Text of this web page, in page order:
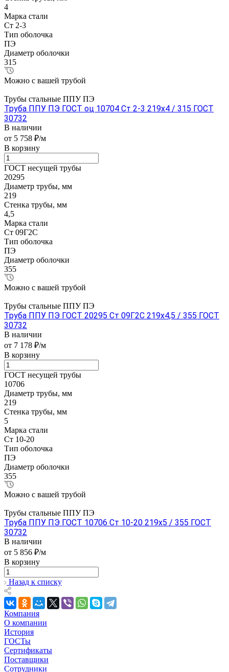
4
Марка стали
Ст 2-3
Тип оболочка
ПЭ
Диаметр оболочки
315
Можно с вашей трубой
Трубы стальные ППУ ПЭ
Труба ППУ ПЭ ГОСТ оц 10704 Ст 2-3 219x4 / 315 ГОСТ
30732
В наличии
от 5 758 ₽/м
В корзину
ГОСТ несущей трубы
20295
Диаметр трубы, мм
219
Стенка трубы, мм
4,5
Марка стали
Ст 09Г2С
Тип оболочка
ПЭ
Диаметр оболочки
355
Можно с вашей трубой
Трубы стальные ППУ ПЭ
Труба ППУ ПЭ ГОСТ 20295 Ст 09Г2С 219x4,5 / 355 ГОСТ
30732
В наличии
от 7 178 ₽/м
В корзину
ГОСТ несущей трубы
10706
Диаметр трубы, мм
219
Стенка трубы, мм
5
Марка стали
Ст 10-20
Тип оболочка
ПЭ
Диаметр оболочки
355
Можно с вашей трубой
Трубы стальные ППУ ПЭ
Труба ППУ ПЭ ГОСТ 10706 Ст 10-20 219x5 / 355 ГОСТ
30732
В наличии
от 5 856 ₽/м
В корзину
Назад к списку
Компания
О компании
История
ГОСТы
Сертификаты
Поставщики
Сотрудники